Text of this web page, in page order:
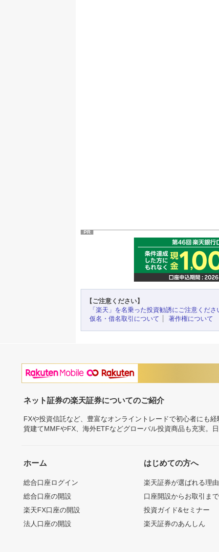
PR
【ご注意ください】
「楽天」を名乗った投資勧誘にご注意くださ
仮名・借名取引について
著作権について
ネット証券の楽天証券についてのご紹介
FXや投資信託など、豊富なオンライントレードで初心者にも
貨建てMMFやFX、海外ETFなどグローバル投資商品も充実。
ホーム
総合口座ログイン
総合口座の開設
楽天FX口座の開設
法人口座の開設
はじめての方へ
楽天証券が選ばれる理由
口座開設からお取引ま
投資ガイド&セミナー
楽天証券のあんしん